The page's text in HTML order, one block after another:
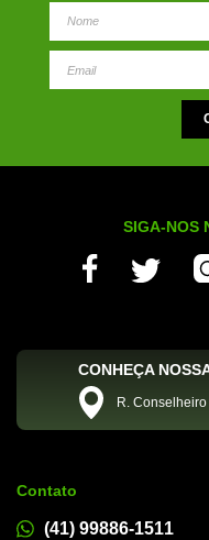
SIGA-NOS
CONHEÇA
R.
Contato
(41) 99886-1511